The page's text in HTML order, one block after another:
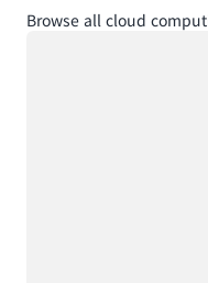
Browse all cloud